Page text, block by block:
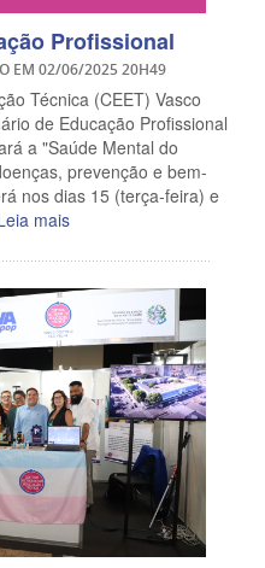
Profissional
EM 02/06/2025 20H49
Técnica (CEET) Vasco
de Educação Profissional
a "Saúde Mental do
prevenção e bem-
nos dias 15 (terça-feira) e
mais